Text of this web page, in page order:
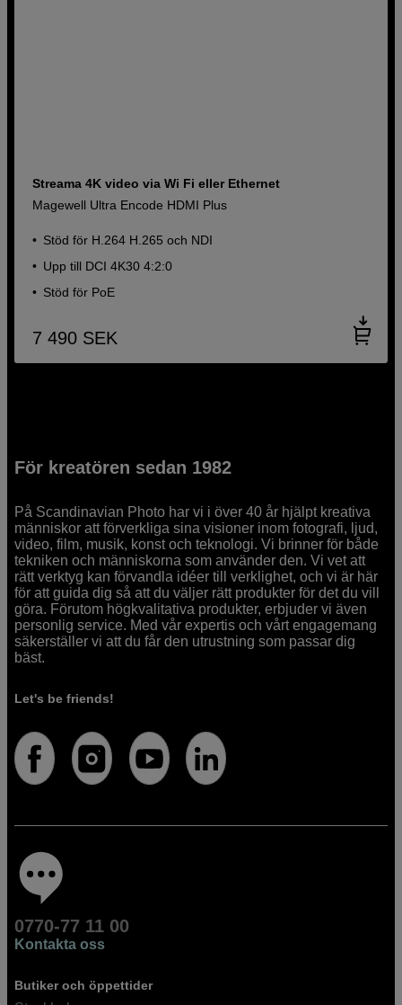
Streama 4K video via Wi Fi eller Ethernet
Magewell Ultra Encode HDMI Plus
Stöd för H.264 H.265 och NDI
Upp till DCI 4K30 4:2:0
Stöd för PoE
7 490 SEK
För kreatören sedan 1982
På Scandinavian Photo har vi i över 40 år hjälpt kreativa
människor att förverkliga sina visioner inom fotografi, ljud,
video, film, musik, konst och teknologi. Vi brinner för både
tekniken och människorna som använder den. Vi vet att
rätt verktyg kan förvandla idéer till verklighet, och vi är här
för att guida dig så att du väljer rätt produkter för det du vill
göra. Förutom högkvalitativa produkter, erbjuder vi även
personlig service. Med vår expertis och vårt engagemang
säkerställer vi att du får den utrustning som passar dig
bäst.
Let's be friends!
0770-77 11 00
Kontakta oss
Butiker och öppettider